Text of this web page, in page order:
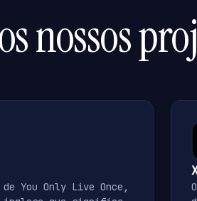
nossos
You Only Live Once,